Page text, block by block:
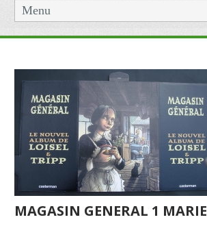
Menu
MAGASIN GENERAL 1 MARIE